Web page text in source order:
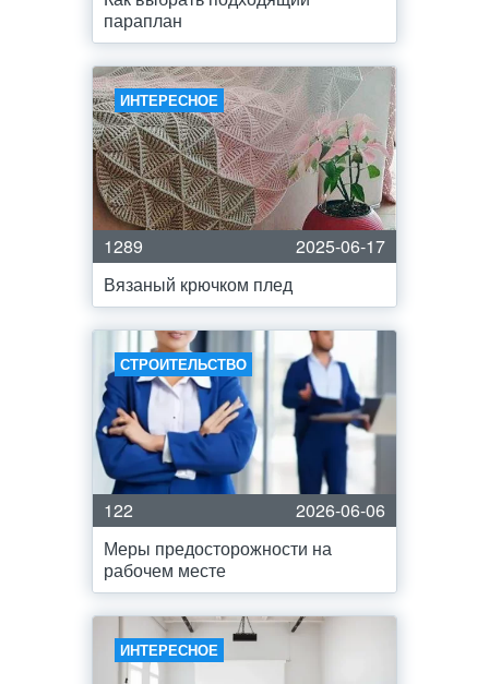
параплан
ИНТЕРЕСНОЕ
1289
2025-06-17
Вязаный крючком плед
СТРОИТЕЛЬСТВО
122
2026-06-06
Меры предосторожности на
рабочем месте
ИНТЕРЕСНОЕ